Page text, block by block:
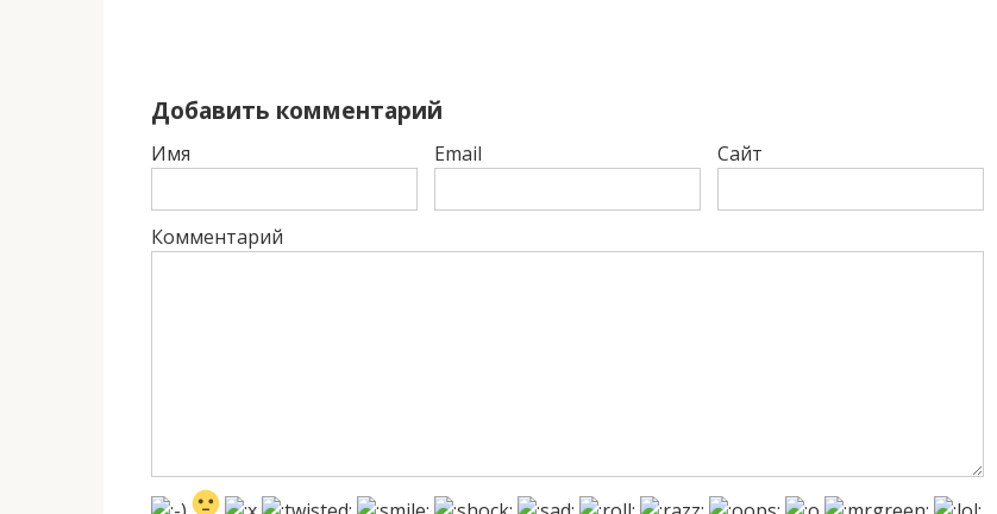
Добавить комментарий
Имя Email Сайт
Комментарий